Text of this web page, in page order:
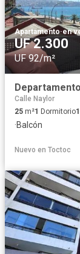
Apartamento·en
UF 2.300
UF 92/m²
Calle Naylor
25 m²1 Dormitorio1
·Balcón
Nuevo en Toctoc